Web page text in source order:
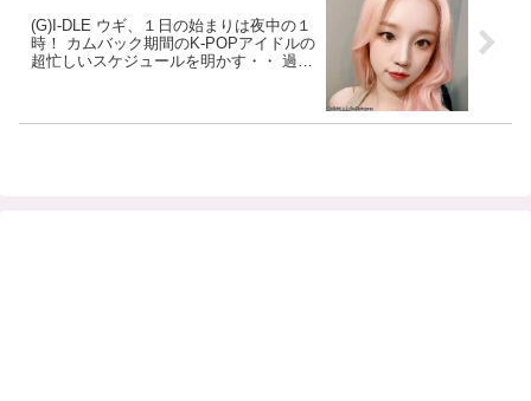
(G)I-DLE ウギ、１日の始まりは夜中の１
時！ カムバック期間のK-POPアイドルの
超忙しいスケジュールを明かす・・ 過密